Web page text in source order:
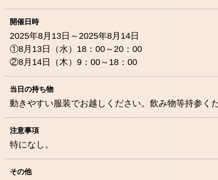
開催日時
2025年8月13日～2025年8月14日
①8月13日（水）18：00～20：00
②8月14日（木）9：00～18：00
当日の持ち物
動きやすい服装でお越しください。飲み物等持参く
注意事項
特になし。
その他